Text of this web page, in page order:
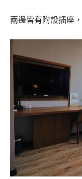
兩邊皆有附設插座